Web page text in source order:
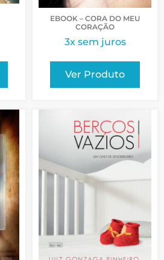
EBOOK – CORA DO MEU
CORAÇÃO
3x sem juros
Ver Produto